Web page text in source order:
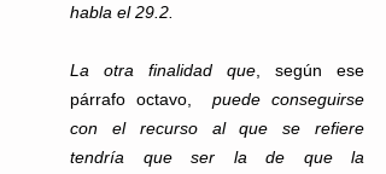
habla el 29.2.
La otra finalidad que , según ese
párrafo octavo, puede conseguirse
con el recurso al que se refiere
tendría que ser la de que la